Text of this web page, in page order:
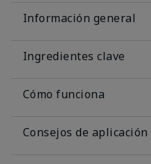
Información general
Ingredientes clave
Cómo funciona
Consejos de aplicación